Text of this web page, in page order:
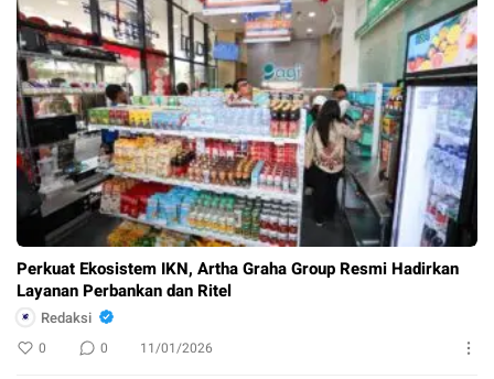
Perkuat Ekosistem IKN, Artha Graha Group Resmi Hadirkan
Layanan Perbankan dan Ritel
Redaksi
0 0 11/01/2026